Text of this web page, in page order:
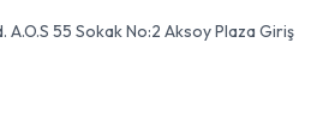
A.O.S 55 Sokak No:2 Aksoy Plaza Giriş